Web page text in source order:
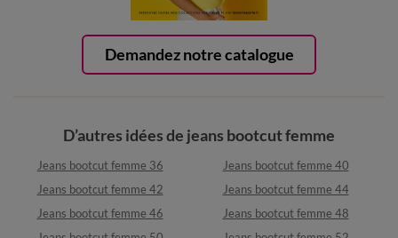
Demandez notre catalogue
D’autres idées de jeans bootcut femme
Jeans bootcut femme 36
Jeans bootcut femme 40
Jeans bootcut femme 42
Jeans bootcut femme 44
Jeans bootcut femme 46
Jeans bootcut femme 48